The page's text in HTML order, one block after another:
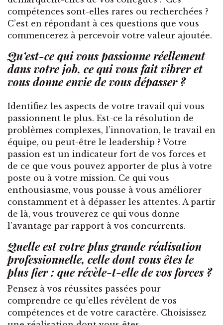
compétences sont-elles rares ou recherchées ?
C’est en répondant à ces questions que vous
commencerez à percevoir votre valeur ajoutée.
Qu’est-ce qui vous passionne réellement
dans votre job, ce qui vous fait vibrer et
vous donne envie de vous dépasser ?
Identifiez les aspects de votre travail qui vous
passionnent le plus. Est-ce la résolution de
problèmes complexes, l’innovation, le travail en
équipe, ou peut-être le leadership ? Votre
passion est un indicateur fort de vos forces et
de ce que vous pouvez apporter de plus à votre
poste ou à votre mission. Ce qui vous
enthousiasme, vous pousse à vous améliorer
constamment et à dépasser les attentes. A partir
de là, vous trouverez ce qui vous donne
l’avantage par rapport à vos concurrents.
Quelle est votre plus grande réalisation
professionnelle, celle dont vous êtes le
plus fier : que révèle-t-elle de vos forces ?
Pensez à vos réussites passées pour
comprendre ce qu’elles révèlent de vos
compétences et de votre caractère. Choisissez